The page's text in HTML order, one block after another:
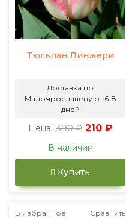
Тюльпан Линжери
Доставка по
Малоярославецу от 6-8
дней
Цена: 390 ₽ 210 ₽
В наличии
Купить
В избранное Сравнить